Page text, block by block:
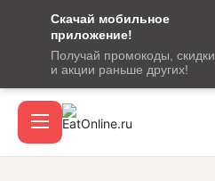
Скачай мобильное
приложение!
Получай промокоды, скидки
и акции раньше других!
сообщение
кодом
подтверждения
Акции